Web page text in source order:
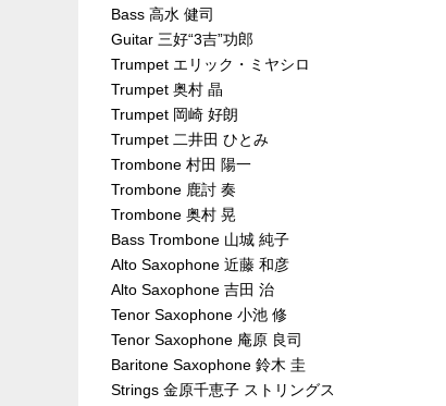
Bass 高水 健司
Guitar 三好“3吉”功郎
Trumpet エリック・ミヤシロ
Trumpet 奥村 晶
Trumpet 岡崎 好朗
Trumpet 二井田 ひとみ
Trombone 村田 陽一
Trombone 鹿討 奏
Trombone 奥村 晃
Bass Trombone 山城 純子
Alto Saxophone 近藤 和彦
Alto Saxophone 吉田 治
Tenor Saxophone 小池 修
Tenor Saxophone 庵原 良司
Baritone Saxophone 鈴木 圭
Strings 金原千恵子 ストリングス